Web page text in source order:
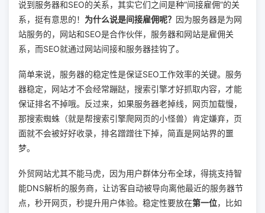
说到服务器和SEO的关系，其实它们之间是种“间接雇佣”的关
系，挺有意思的！ 为什么说是间接雇佣呢？
因为服务器是为网
站服务的，网站和SEO是合作伙伴，服务器和网站是雇佣关
系，而SEO就通过网站间接和服务器挂钩了。
简单来说，服务器的稳定性是保证SEO工作效率的关键。服务
器稳定，网站才不会经常蹦跶，搜索引擎才好抓取内容，才能
保证排名不掉哦。反过来，如果服务器老掉线，网页加载慢，
那搜索蜘蛛（就是帮搜索引擎爬网页的小怪兽）肯定嫌弃，页
面就不会被好好收录，排名蹭蹭往下掉，简直是网站界的噩
梦。
外贸网站尤其不能马虎，因为用户群体分布全球，得挑支持智
能DNS解析的服务商，让访客自动被导向离他最近的服务器节
点，秒开网页，秒提升用户体验。稳定性要放在第一位，比如